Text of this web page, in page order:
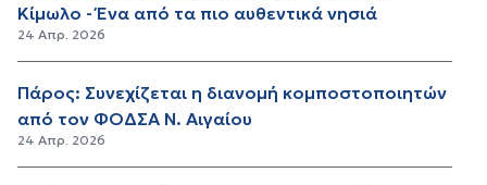
Κίμωλο - Ένα από τα πιο αυθεντικά νησιά
24 Απρ. 2026
Πάρος: Συνεχίζεται η διανομή κομποστοποιητών
από τον ΦΟΔΣΑ Ν. Αιγαίου
24 Απρ. 2026